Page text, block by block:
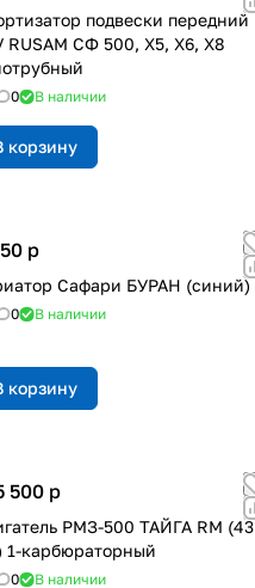
подвески передний
RUSAM СФ 500, Х5, X6, Х8
0 В наличии
корзину
p
Сафари БУРАН (синий)
0 В наличии
корзину
500 p
РМЗ-500 ТАЙГА RM (43
1-карбюраторный
0 В наличии